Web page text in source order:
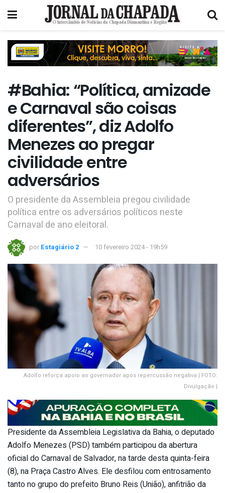
#Bahia: “Política, amizade
e Carnaval são coisas
diferentes”, diz Adolfo
Menezes ao pregar
civilidade entre
adversários
O presidente da Assembleia pregou civilidade
política entre os adversários políticos neste
Carnaval de ano eleitoral.
por Estagiário 2 10 fevereiro 2024 - 19h59
Adolfo reforça apoio ao governador após repercussão negativa | FOTO:
Divulgação |
Presidente da Assembleia Legislativa da Bahia, o deputado
Adolfo Menezes (PSD) também participou da abertura
oficial do Carnaval de Salvador, na tarde desta quinta-feira
(8), na Praça Castro Alves. Ele desfilou com entrosamento
tanto no grupo do prefeito Bruno Reis (União), anfitrião da